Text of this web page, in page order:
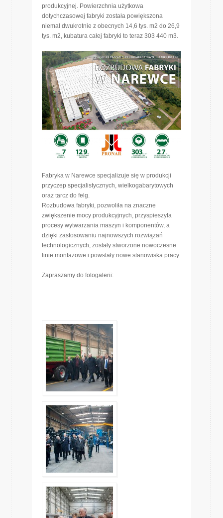
produkcyjnej. Powierzchnia użytkowa
dotychczasowej fabryki została powiększona
niemal dwukrotnie z obecnych 14,6 tys. m2 do 26,9
tys. m2, kubatura całej fabryki to teraz 303 440 m3.
Fabryka w Narewce specjalizuje się w produkcji
przyczep specjalistycznych, wielkogabarytowych
oraz tarcz do felg.
Rozbudowa fabryki, pozwoliła na znaczne
zwiększenie mocy produkcyjnych, przyspieszyła
procesy wytwarzania maszyn i komponentów, a
dzięki zastosowaniu najnowszych rozwiązań
technologicznych, zostały stworzone nowoczesne
linie montażowe i powstały nowe stanowiska pracy.
Zapraszamy do fotogalerii: